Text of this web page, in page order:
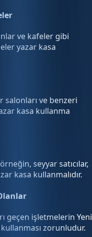
ve kafeler gibi
yazar kasa
salonları ve benzeri
kasa kullanma
seyyar satıcılar,
kasa kullanmalıdır.
geçen işletmelerin Yeni
zorunludur.